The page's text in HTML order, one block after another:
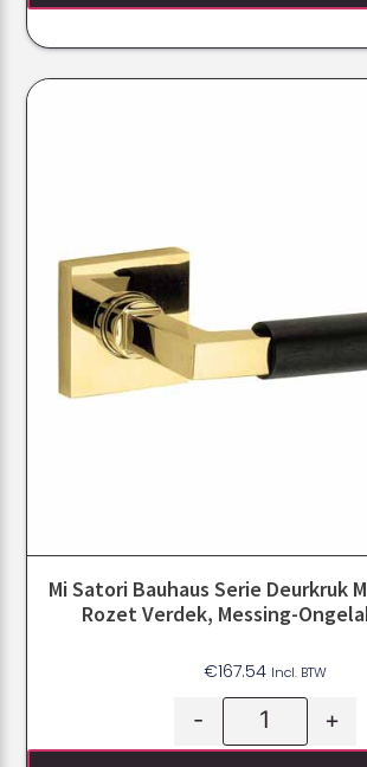
Mi Satori Bauhaus Serie Deurkruk
Rozet Verdek, Messing-
€167.54 Incl. BTW
- +